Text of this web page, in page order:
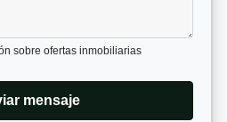
sobre ofertas inmobiliarias
mensaje